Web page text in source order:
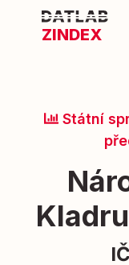
ZINDEX
Státní